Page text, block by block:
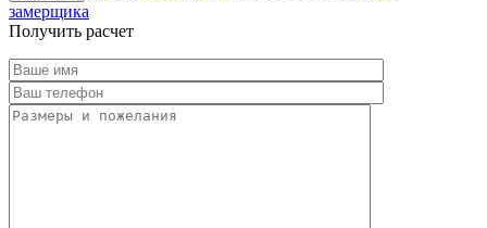
замерщика
Получить расчет